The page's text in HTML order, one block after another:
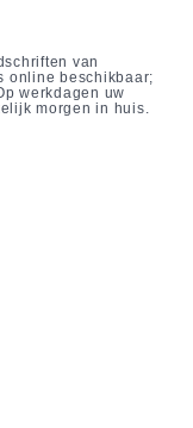
van
online beschikbaar;
werkdagen uw
morgen in huis.